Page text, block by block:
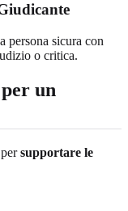
persona sicura con
o critica.
un
supportare le